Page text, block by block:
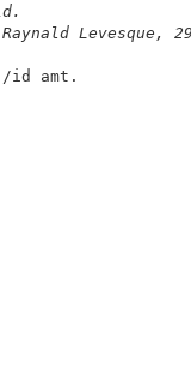
Levesque,